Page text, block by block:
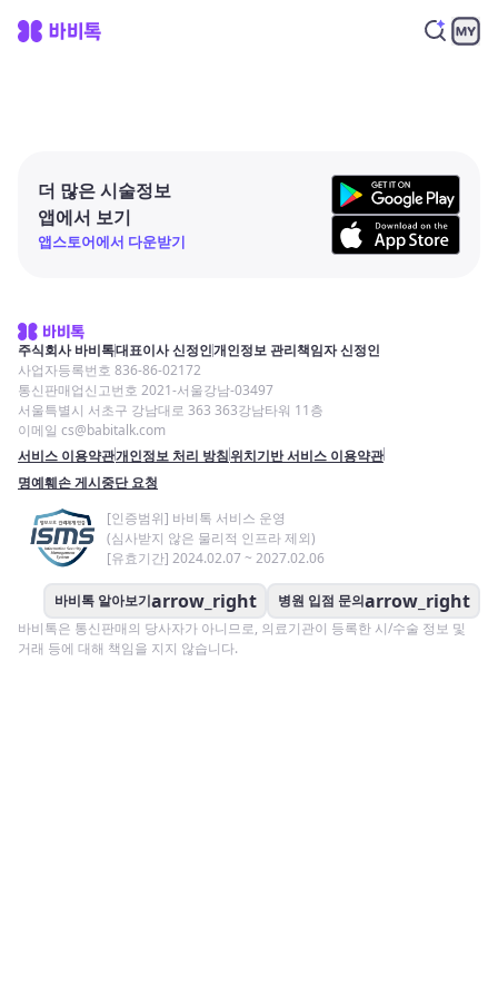
더 많은 시술정보
앱에서 보기
앱스토어에서 다운받기
주식회사 바비톡대표이사 신정인개인정보 관리책임자 신정인
사업자등록번호 836-86-02172
통신판매업신고번호 2021-서울강남-03497
서울특별시 서초구 강남대로 363 363강남타워 11층
이메일 cs@babitalk.com
서비스 이용약관개인정보 처리 방침위치기반 서비스 이용약관
명예훼손 게시중단 요청
[인증범위] 바비톡 서비스 운영
(심사받지 않은 물리적 인프라 제외)
[유효기간] 2024.02.07 ~ 2027.02.06
바비톡 알아보기arrow_right 병원 입점 문의arrow_right
바비톡은 통신판매의 당사자가 아니므로, 의료기관이 등록한 시/수술 정보 및
거래 등에 대해 책임을 지지 않습니다.